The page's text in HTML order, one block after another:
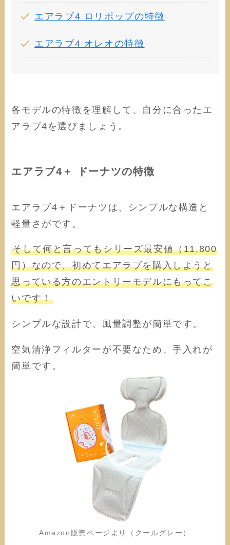
エアラブ4 ロリポップの特徴
エアラブ4 オレオの特徴
各モデルの特徴を理解して、自分に合ったエ
アラブ4を選びましょう。
エアラブ4＋ ドーナツの特徴
エアラブ4＋ドーナツは、シンプルな構造と
軽量さがです。
そして何と言ってもシリーズ最安値（11,800
円）なので、初めてエアラブを購入しようと
思っている方のエントリーモデルにもってこ
いです！
シンプルな設計で、風量調整が簡単です。
空気清浄フィルターが不要なため、手入れが
簡単です。
Amazon販売ページより（クールグレー）